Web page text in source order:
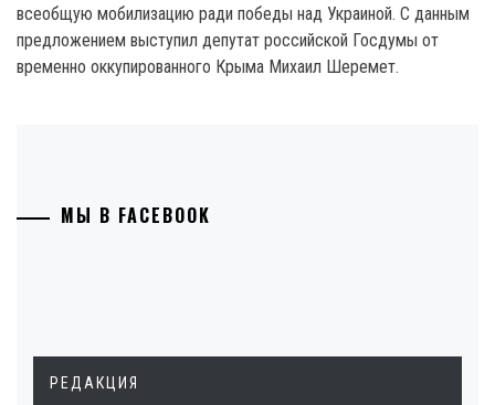
всеобщую мобилизацию ради победы над Украиной. С данным
предложением выступил депутат российской Госдумы от
временно оккупированного Крыма Михаил Шеремет.
МЫ В FACEBOOK
РЕДАКЦИЯ